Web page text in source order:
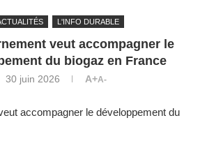
L'INFO DURABLE
veut accompagner le
du biogaz en France
30 juin 2026 A+A-
accompagner le développement du